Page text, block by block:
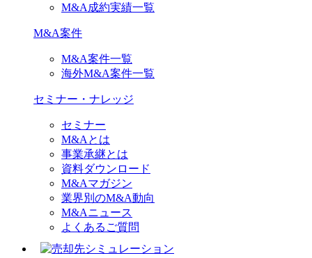
M&A成約実績一覧
M&A案件
M&A案件一覧
海外M&A案件一覧
セミナー・ナレッジ
セミナー
M&Aとは
事業承継とは
資料ダウンロード
M&Aマガジン
業界別のM&A動向
M&Aニュース
よくあるご質問